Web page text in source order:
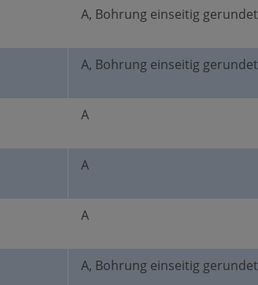
A, Bohrung einseitig gerundet
A, Bohrung einseitig gerundet
A
A
A
A, Bohrung einseitig gerundet